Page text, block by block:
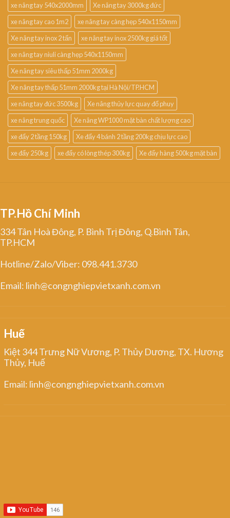
xe nâng tay 540x2000mm
Xe nâng tay 3000kg đức
xe nâng tay cao 1m2
xe nâng tay càng hẹp 540x1150mm
Xe nâng tay inox 2 tấn
xe nâng tay inox 2500kg giá tốt
xe nâng tay niuli càng hẹp 540x1150mm
Xe nâng tay siêu thấp 51mm 2000kg
Xe nâng tay thấp 51mm 2000kg tại Hà Nội/TP.HCM
xe nâng tay đức 3500kg
Xe nâng thủy lực quay đổ phuy
xe nâng trung quốc
Xe nâng WP1000 mặt bàn chất lượng cao
xe đẩy 2 tầng 150kg
Xe đẩy 4 bánh 2 tầng 200kg chịu lực cao
xe đẩy 250kg
xe đẩy có lòng thép 300kg Xe đẩy hàng 500kg mặt bàn
TP.Hồ Chí Minh
334 Tân Hoà Đông, P. Bình Trị Đông, Q.Bình Tân,
TP.HCM
Hotline/Zalo/Viber: 098.441.3730
Email: linh@congnghiepvietxanh.com.vn
Huế
Kiệt 344 Trưng Nữ Vương, P. Thủy Dương, TX. Hương
Thủy, Huế
Email: linh@congnghiepvietxanh.com.vn